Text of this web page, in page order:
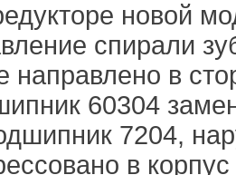
новой
спирали
направлено в
60304
7204,
в